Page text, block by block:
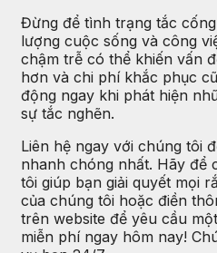
Đừng để tình trạng tắc
lượng cuộc sống và công
chậm trễ có thể khiến vấn
hơn và chi phí khắc phục
động ngay khi phát hiện
sự tắc nghẽn.
Liên hệ ngay với chúng tôi
nhanh chóng nhất. Hãy để
tôi giúp bạn giải quyết mọi
của chúng tôi hoặc điền
trên website để yêu cầu
miễn phí ngay hôm nay!